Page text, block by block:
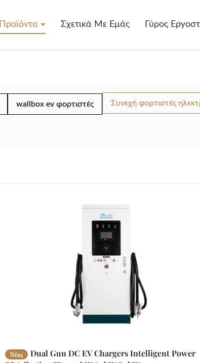
Προϊόντα Σχετικά Με Εμάς Γύρος
wallbox ev φορτιστές Συνεχή φορτιστές
Νέος
Dual Gun DC EV Chargers Intelligent Power